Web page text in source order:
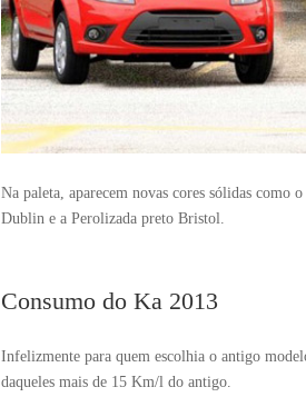
Na paleta, aparecem novas cores sólidas
Dublin e a Perolizada preto Bristol.
Consumo do Ka 2013
Infelizmente para quem escolhia o antigo
daqueles mais de 15 Km/l do antigo.